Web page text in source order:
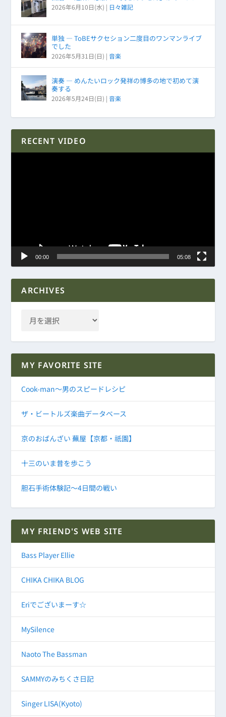
2026年6月10日(水) | 日々雑記
単独 ― ToBEサクセション二度目のワンマンライブ
でした
2026年5月31日(日) |音楽
演奏 ― めんたいロック発祥の博多の地で初めて演
奏する
2026年5月24日(日) |音楽
RECENT VIDEO
00:00 05:08
ARCHIVES
MY FAVORITE SITE
Cook-man～男のスピードレシピ
ザ・ビートルズ楽曲データベース
京のおばんざい 蕪屋【京都・祇園】
十三のいま昔を歩こう
胆石手術体験記～4日間の戦い
MY FRIEND'S WEB SITE
Bass Player Ellie
CHIKA CHIKA BLOG
Eriでございまーす☆
MySilence
Naoto The Bassman
SAMMYのみちくさ日記
Singer LISA(Kyoto)